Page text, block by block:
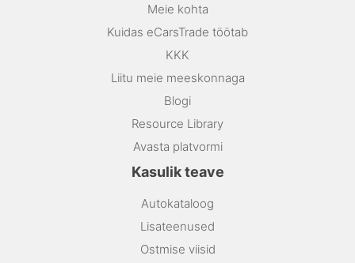
Meie kohta
Kuidas eCarsTrade töötab
KKK
Liitu meie meeskonnaga
Blogi
Resource Library
Avasta platvormi
Kasulik teave
Autokataloog
Lisateenused
Ostmise viisid